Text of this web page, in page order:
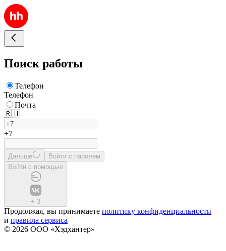
Поиск работы
Телефон
Телефон
Почта
🇷🇺
+7
Дальше
Войти с паролем
Войти с помощью
+ 3
Продолжая, вы принимаете политику конфиденциальности
и правила сервиса
© 2026 ООО «Хэдхантер»